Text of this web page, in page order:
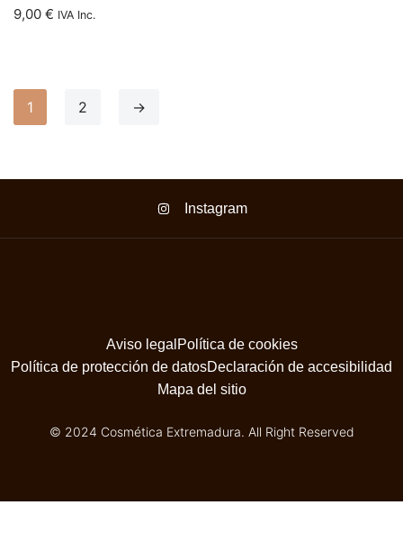
9,00 € IVA Inc.
1 2 →
Instagram
Aviso legal Política de cookies
Política de protección de datosDeclaración de accesibilidad
Mapa del sitio
© 2024 Cosmética Extremadura. All Right Reserved